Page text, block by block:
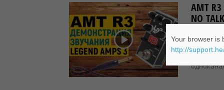
AMT
NO
Линейка
Your browser is
http://